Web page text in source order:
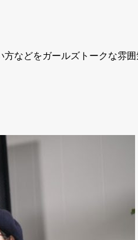
などをガールズトークな雰囲